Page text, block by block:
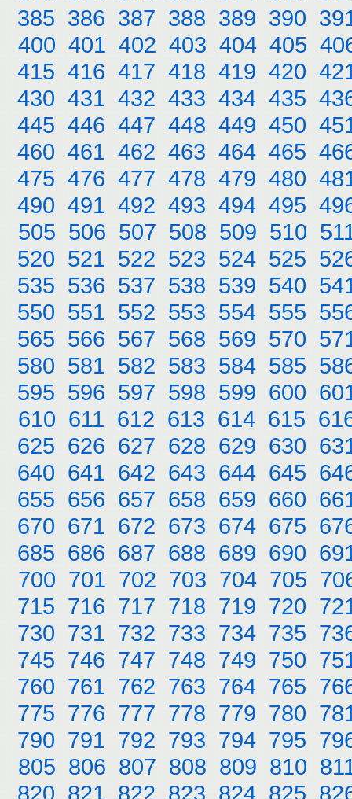
385 386 387 388 389 390
400 401 402 403 404 405
415 416 417 418 419 420
430 431 432 433 434 435
445 446 447 448 449 450
460 461 462 463 464 465
475 476 477 478 479 480
490 491 492 493 494 495
505 506 507 508 509 510
520 521 522 523 524 525
535 536 537 538 539 540
550 551 552 553 554 555
565 566 567 568 569 570
580 581 582 583 584 585
595 596 597 598 599 600
610 611 612 613 614 615
625 626 627 628 629 630
640 641 642 643 644 645
655 656 657 658 659 660
670 671 672 673 674 675
685 686 687 688 689 690
700 701 702 703 704 705
715 716 717 718 719 720
730 731 732 733 734 735
745 746 747 748 749 750
760 761 762 763 764 765
775 776 777 778 779 780
790 791 792 793 794 795
805 806 807 808 809 810
820 821 822 823 824 825